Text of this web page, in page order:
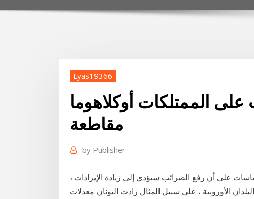
Lyas19366
الممتلكات أوكلاهوما
مقاطعة
by Publisher
على أن رفع الضرائب سيؤدي إلى زيادة الإيرادات ،
الأوروبية ، على سبيل المثال زادت اليونان معدلات